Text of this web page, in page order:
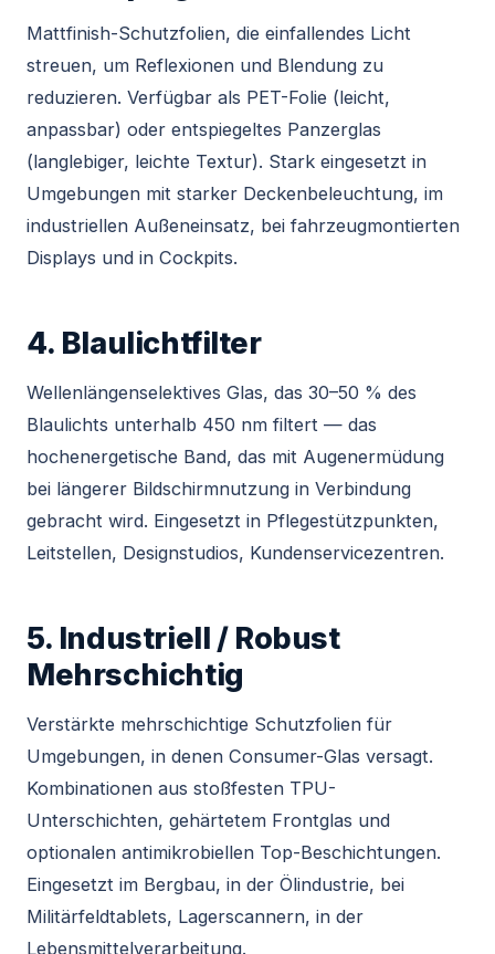
Mattfinish-Schutzfolien, die einfallendes Licht
streuen, um Reflexionen und Blendung zu
reduzieren. Verfügbar als PET-Folie (leicht,
anpassbar) oder entspiegeltes Panzerglas
(langlebiger, leichte Textur). Stark eingesetzt in
Umgebungen mit starker Deckenbeleuchtung, im
industriellen Außeneinsatz, bei fahrzeugmontierten
Displays und in Cockpits.
4. Blaulichtfilter
Wellenlängenselektives Glas, das 30–50 % des
Blaulichts unterhalb 450 nm filtert — das
hochenergetische Band, das mit Augenermüdung
bei längerer Bildschirmnutzung in Verbindung
gebracht wird. Eingesetzt in Pflegestützpunkten,
Leitstellen, Designstudios, Kundenservicezentren.
5. Industriell / Robust
Mehrschichtig
Verstärkte mehrschichtige Schutzfolien für
Umgebungen, in denen Consumer-Glas versagt.
Kombinationen aus stoßfesten TPU-
Unterschichten, gehärtetem Frontglas und
optionalen antimikrobiellen Top-Beschichtungen.
Eingesetzt im Bergbau, in der Ölindustrie, bei
Militärfeldtablets, Lagerscannern, in der
Lebensmittelverarbeitung.